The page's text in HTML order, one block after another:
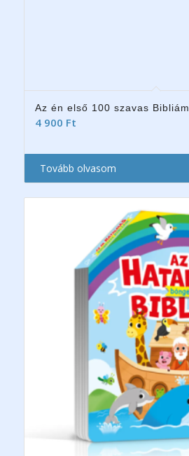
Az én első 100 szavas Bibliám
4 900 Ft
Tovább olvasom